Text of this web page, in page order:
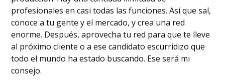
profesionales en casi todas las funciones. Así que sal,
conoce a tu gente y el mercado, y crea una red
enorme. Después, aprovecha tu red para que te lleve
al próximo cliente o a ese candidato escurridizo que
todo el mundo ha estado buscando. Ese será mi
consejo.